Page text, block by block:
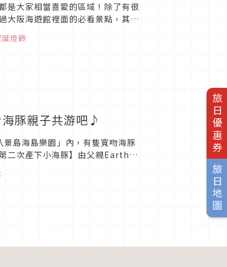
旅日優惠券
旅日地圖
是大家相當喜愛的區域！除了有很
大阪海遊館裡面的必看景點，其實
些盛大的慶祝活動...
燈飾
豚親子共游吧♪
島海島樂園」內，有隻寬吻海豚
二次產下小海豚】由父親Earth和
R...